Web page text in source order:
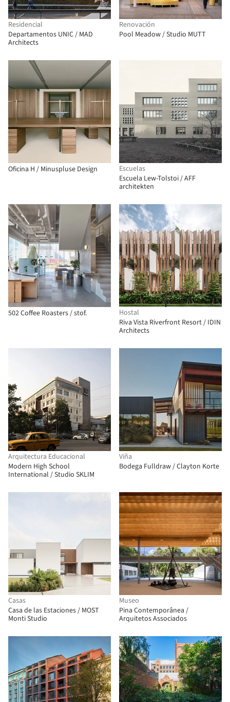
Residencial
Departamentos UNIC / MAD
Architects
Renovación
Pool Meadow / Studio MUTT
Oficina H / Minuspluse Design
Escuelas
Escuela Lew-Tolstoi / AFF
architekten
502 Coffee Roasters / stof.
Hostal
Riva Vista Riverfront Resort / IDIN
Architects
Arquitectura Educacional
Modern High School
International / Studio SKLIM
Viña
Bodega Fulldraw / Clayton Korte
Casas
Casa de las Estaciones / MOST
Monti Studio
Museo
Pina Contemporânea /
Arquitetos Associados